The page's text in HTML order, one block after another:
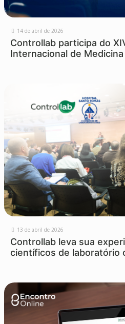
14 de abril de 2026
Controllab participa do
Internacional de
13 de abril de 2026
Controllab leva sua
científicos de laboratório